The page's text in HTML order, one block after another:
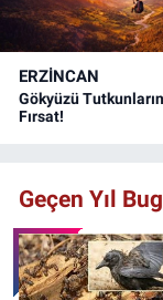
ERZINCAN
Gökyüzü
Fırsat!
Geçen Yıl